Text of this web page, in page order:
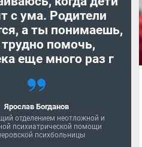
с ума. Родители
а ты понимаешь,
трудно помочь,
еще много раз г
Ярослав Богданов
отделением неотложной и
психиатрической помощи
психбольницы